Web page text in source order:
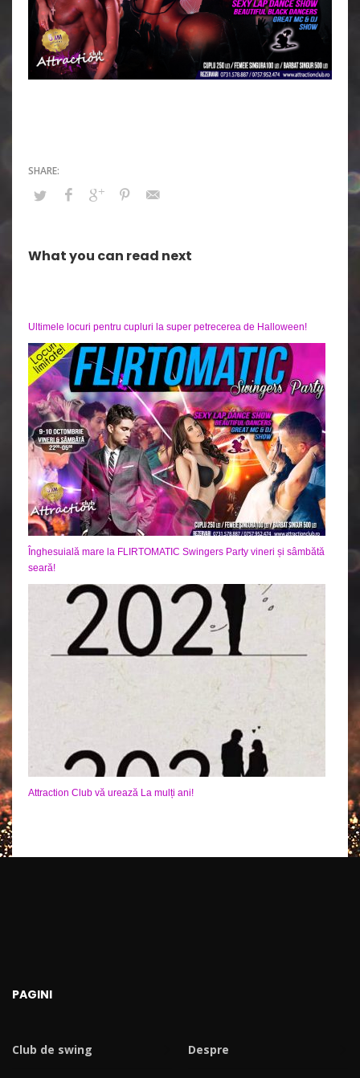
What you can read next
Ultimele locuri pentru cupluri la super petrecerea de Halloween!
Înghesuială mare la FLIRTOMATIC Swingers Party vineri și sâmbătă
seară!
Attraction Club vă urează La mulți ani!
PAGINI
Club de swing Despre